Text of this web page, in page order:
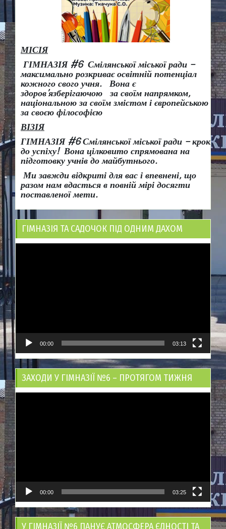
МІСІЯ
ГІМНАЗІЯ #6 Смілянської міської ради –
максимально розкриває освітній потенціал
кожного свого учня.
Вона є
здоров’язберігаючою за своїм напрямком,
національною за своїм змістом і європейською
за своєю філософією
ВІЗІЯ
ГІМНАЗІЯ #6 Смілянської міської ради – крок
до успіху! Вона цілковито спрямована на
підготовку учнів до майбутнього.
Ми завжди відкриті для вас і впевнені, що
разом нам вдасться в повній мірі досягти
поставленої мети.
ГІМНАЗІЯ ТА САДОЧОК ПІД ОДНИМ ДАХОМ
00:00 03:13
ЗАХОДИ У ГІМНАЗІЇ №6 – ПРОТЯГОМ ТИЖНЯ
00:00 03:25
У ГІМНАЗІЇ №6 ПАНУЄ АТМОСФЕРА ЄДНОСТІ ТА